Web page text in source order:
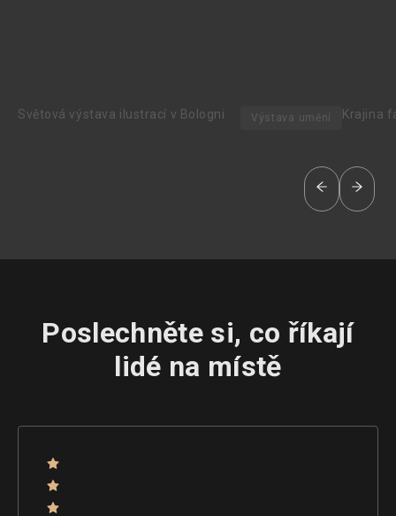
Světová výstava ilustrací v Bologni Výstava umění Krajina
Poslechněte si, co říkají
lidé na místě